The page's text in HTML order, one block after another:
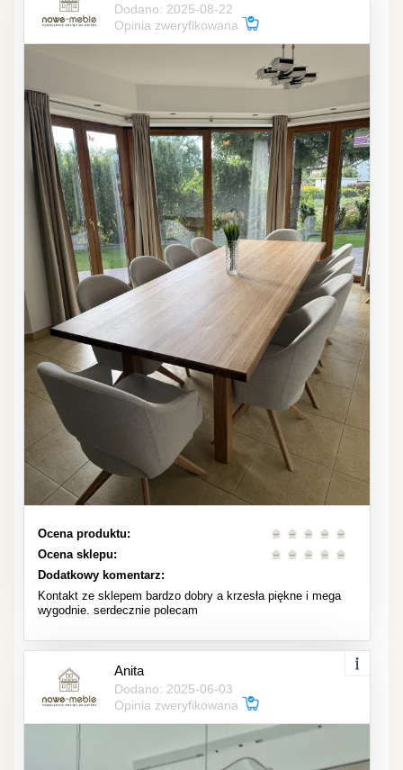
Dodano: 2025-08-22
Opinia zweryfikowana
Ocena produktu:
Ocena sklepu:
Dodatkowy komentarz:
Kontakt ze sklepem bardzo dobry a krzesła piękne i mega
wygodnie. serdecznie polecam
Anita
Dodano: 2025-06-03
Opinia zweryfikowana